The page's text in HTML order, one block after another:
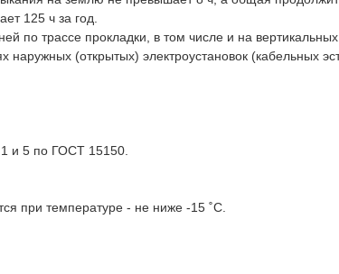
125 ч за год.
по трассе прокладки, в том числе и на вертикальных
(открытых) электроустановок (кабельных
и 5 по ГОСТ 15150.
при температуре - не ниже -15 ˚С.